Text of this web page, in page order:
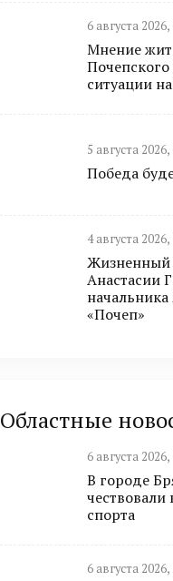
6 августа
Мнение
ситуации
5 августа
Победа
4 августа 2026,
Жизненный
Анастасии
«Почеп»
Областные
6 августа 2026,
В городе
чествовали
спорта
6 августа